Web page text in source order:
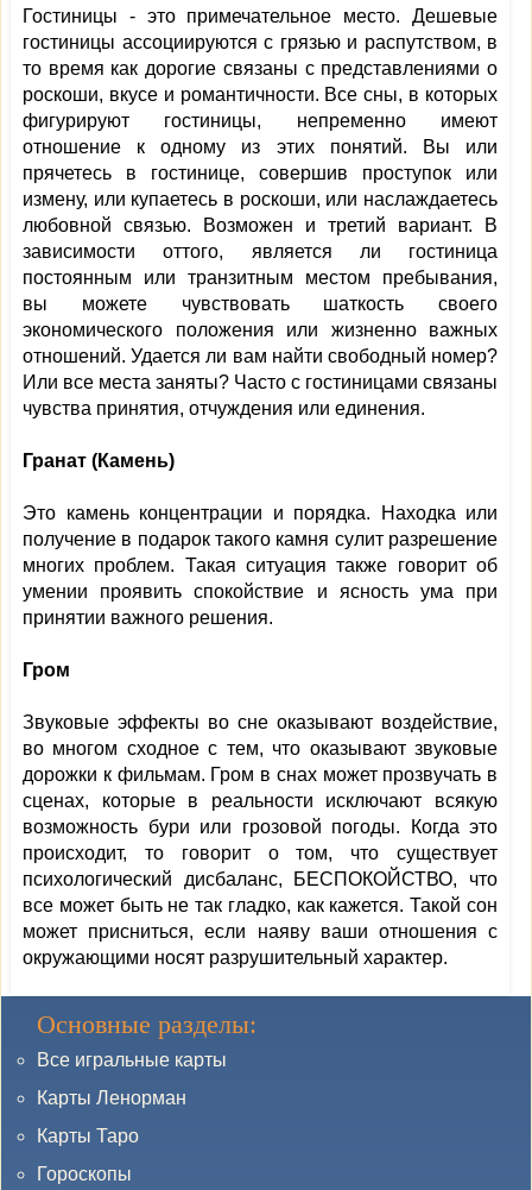
Гостиницы - это примечательное место. Дешевые
гостиницы ассоциируются с грязью и распутством, в
то время как дорогие связаны с представлениями о
роскоши, вкусе и романтичности. Все сны, в которых
фигурируют гостиницы, непременно имеют
отношение к одному из этих понятий. Вы или
прячетесь в гостинице, совершив проступок или
измену, или купаетесь в роскоши, или наслаждаетесь
любовной связью. Возможен и третий вариант. В
зависимости оттого, является ли гостиница
постоянным или транзитным местом пребывания,
вы можете чувствовать шаткость своего
экономического положения или жизненно важных
отношений. Удается ли вам найти свободный номер?
Или все места заняты? Часто с гостиницами связаны
чувства принятия, отчуждения или единения.
Гранат (Камень)
Это камень концентрации и порядка. Находка или
получение в подарок такого камня сулит разрешение
многих проблем. Такая ситуация также говорит об
умении проявить спокойствие и ясность ума при
принятии важного решения.
Гром
Звуковые эффекты во сне оказывают воздействие,
во многом сходное с тем, что оказывают звуковые
дорожки к фильмам. Гром в снах может прозвучать в
сценах, которые в реальности исключают всякую
возможность бури или грозовой погоды. Когда это
происходит, то говорит о том, что существует
психологический дисбаланс, БЕСПОКОЙСТВО, что
все может быть не так гладко, как кажется. Такой сон
может присниться, если наяву ваши отношения с
окружающими носят разрушительный характер.
Основные разделы:
Все игральные карты
Карты Ленорман
Карты Таро
Гороскопы